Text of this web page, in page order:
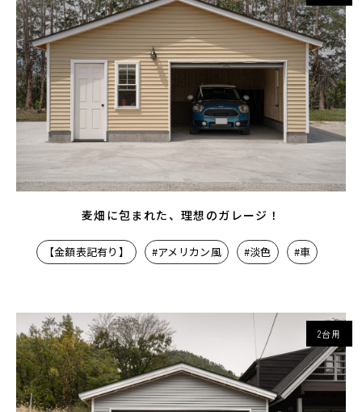
麦畑に包まれた、理想のガレージ！
【金額表記有り】 #アメリカン風 #淡色 #車
2台用